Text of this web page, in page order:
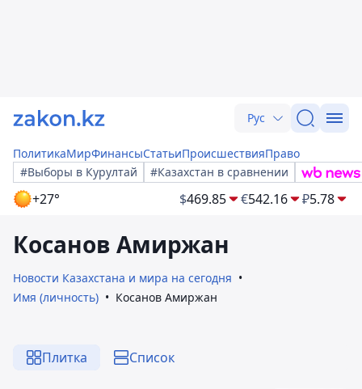
Рус
ПолитикаМирФинансыСтатьиПроисшествияПраво
#Выборы в Курултай
#Казахстан в сравнении
+27° $469.85 €542.16 ₽5.78
Косанов Амиржан
Новости Казахстана и мира на сегодня
Имя (личность)
Косанов Амиржан
Плитка Список